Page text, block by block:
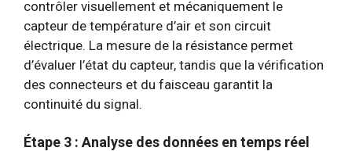
contrôler visuellement et mécaniquement le
capteur de température d’air et son circuit
électrique. La mesure de la résistance permet
d’évaluer l’état du capteur, tandis que la vérification
des connecteurs et du faisceau garantit la
continuité du signal.
Étape 3 : Analyse des données en temps réel